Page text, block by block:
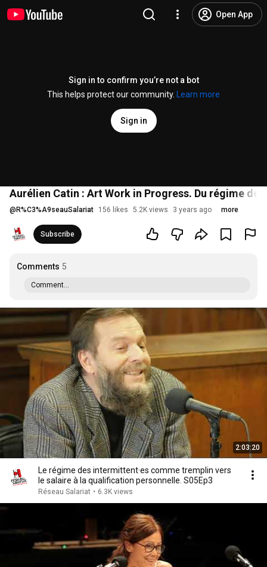
Open App
Sign in to confirm you’re not a bot
This helps protect our community.
Learn more
Sign in
Aurélien Catin : Art Work in Progress. Du régime
@ R%C3%A9seauSalariat 156 likes 5.2K views 3 years ago more
Subscribe
Comments 5
Comment...
2:03:20
Le régime des intermittent·es comme tremplin vers
le salaire à la qualification personnelle. S05Ep3
Réseau Salariat • 6.3K views